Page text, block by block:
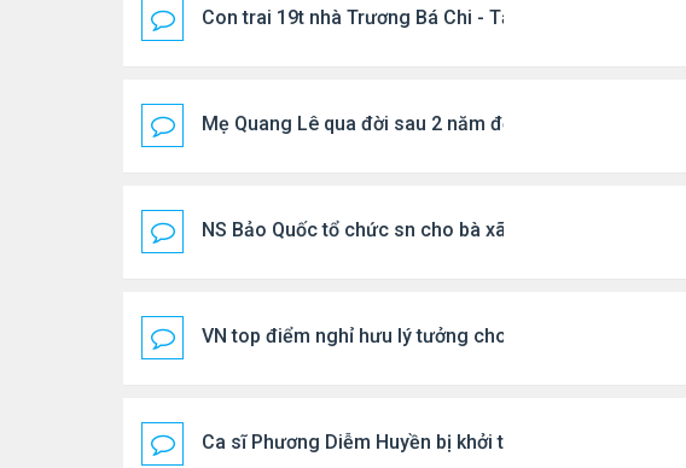
Con trai 19t nhà Trương Bá Chi - Tạ Đình Phong
Mẹ Quang Lê qua đời sau 2 năm đột quỵ.
NS Bảo Quốc tổ chức sn cho bà xã
VN top điểm nghỉ hưu lý tưởng cho người Mỹ
Ca sĩ Phương Diễm Huyền bị khởi tố